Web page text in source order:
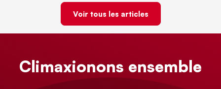
Voir tous les articles
Climaxionons ensemble